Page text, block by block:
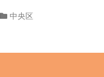
中央区